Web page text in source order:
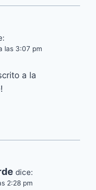
las 3:07 pm
a la
dice:
2:28 pm